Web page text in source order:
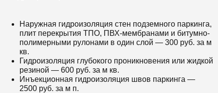
Наружная гидроизоляция стен подземного паркинга,
плит перекрытия ТПО, ПВХ-мембранами и битумно-
полимерными рулонами в один слой — 300 руб. за м
кв.
Гидроизоляция глубокого проникновения или жидкой
резиной — 600 руб. за м кв.
Инъекционная гидроизоляция швов паркинга —
2500 руб. за м п.